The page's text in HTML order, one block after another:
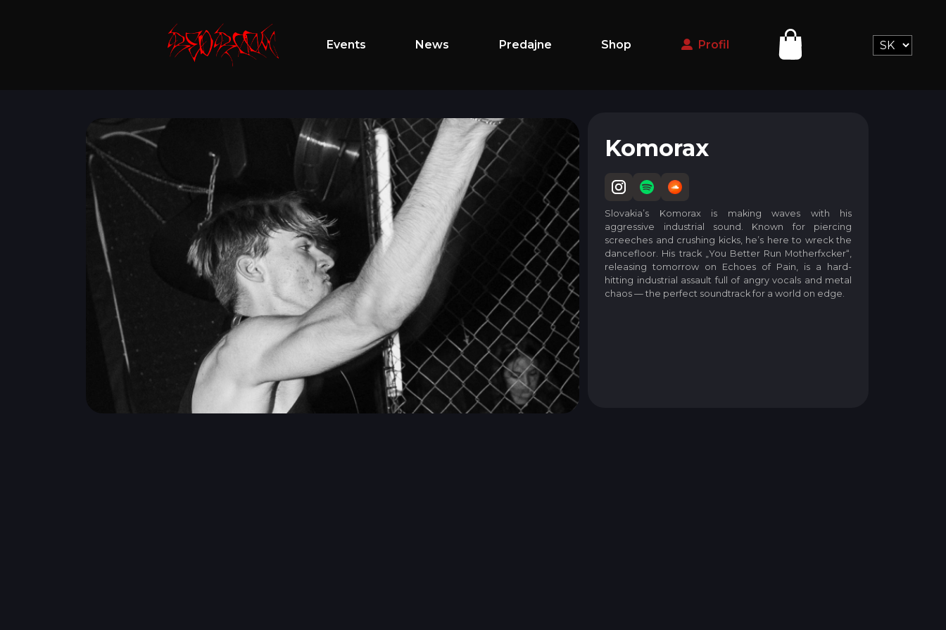
Events News Predajne Shop Profil
Komorax
Slovakia’s Komorax is making waves with his
aggressive industrial sound. Known for piercing
screeches and crushing kicks, he’s here to wreck the
dancefloor. His track „You Better Run Motherfxcker“,
releasing tomorrow on Echoes of Pain, is a hard-
hitting industrial assault full of angry vocals and metal
chaos — the perfect soundtrack for a world on edge.